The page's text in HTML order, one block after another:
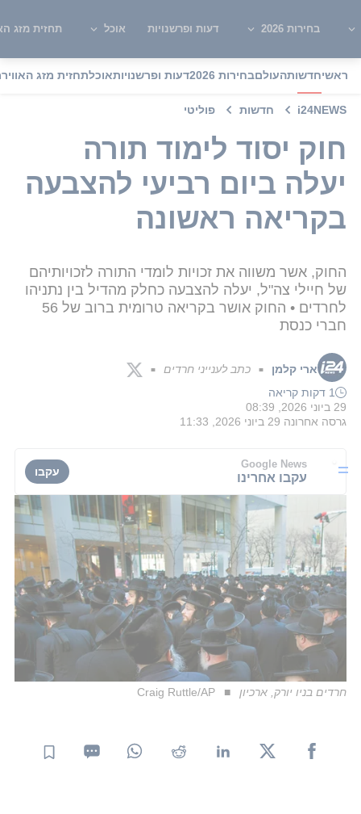
בחירות 2026 דעות ופרשנויות אוכל תחזית מזג
ראשיחדשותהעולםבחירות 2026 דעות ופרשנויותאוכלתחזית מזג האוויר
i24NEWS חדשות פוליטי
חוק יסוד לימוד תורה
יעלה ביום רביעי להצבעה
בקריאה ראשונה
החוק, אשר משווה את זכויות לומדי התורה לזכויותיהם
של חיילי צה"ל, יעלה להצבעה כחלק מהדיל בין נתניהו
לחרדים • החוק אושר בקריאה טרומית ברוב של 56
חברי כנסת
ארי קלמן ■ כתב לענייני חרדים ■
1 דקות קריאה
29 ביוני 2026, 08:39
גרסה אחרונה 29 ביוני 2026, 11:33
Google News
עקבו אחרינו עקבו
חרדים בניו יורק, ארכיון Craig Ruttle/AP